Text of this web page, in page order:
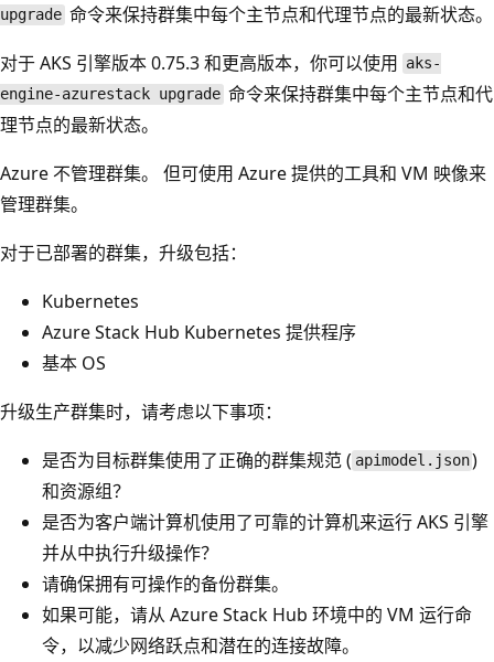
upgrade 命令来保持群集中每个主节点和代理节点的最新状态。
对于 AKS 引擎版本 0.75.3 和更高版本，你可以使用 aks-
engine-azurestack upgrade 命令来保持群集中每个主节点和代
理节点的最新状态。
Azure 不管理群集。 但可使用 Azure 提供的工具和 VM 映像来
管理群集。
对于已部署的群集，升级包括：
Kubernetes
Azure Stack Hub Kubernetes 提供程序
基本 OS
升级生产群集时，请考虑以下事项：
是否为目标群集使用了正确的群集规范 ( apimodel.json)
和资源组？
是否为客户端计算机使用了可靠的计算机来运行 AKS 引擎
并从中执行升级操作？
请确保拥有可操作的备份群集。
如果可能，请从 Azure Stack Hub 环境中的 VM 运行命
令，以减少网络跃点和潜在的连接故障。